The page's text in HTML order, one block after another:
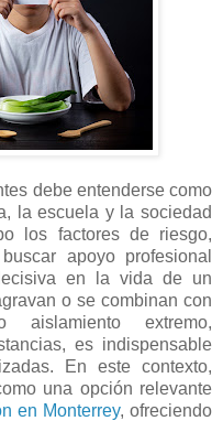
debe entenderse como
la escuela y la sociedad
los factores de riesgo,
apoyo profesional
en la vida de un
o se combinan con
extremo,
es indispensable
En este contexto,
una opción relevante
en Monterrey, ofreciendo